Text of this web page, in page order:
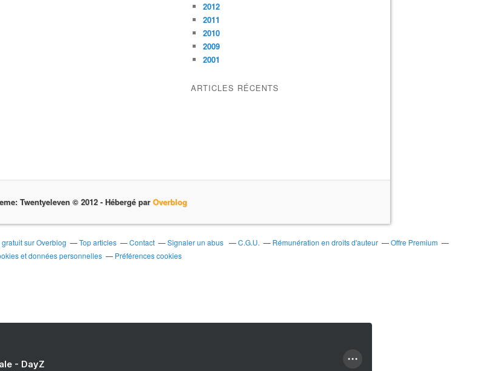
2012
2011
2010
2009
2001
ARTICLES RÉCENTS
Twentyeleven © 2012 - Hébergé par Overblog
sur Overblog Top articles Contact Signaler un abus C.G.U. Rémunération en droits d'auteur
Offre Premium
et données personnelles
Préférences cookies
- DayZ